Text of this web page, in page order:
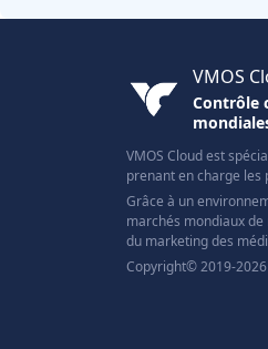
VMOS
Contrôle
VMOS Cloud est
prenant en charge les
Grâce à un
marchés mondiaux
du marketing des
Copyright© 2019-